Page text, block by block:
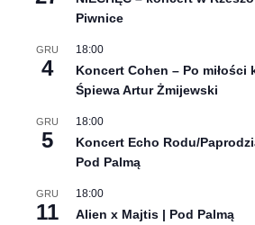
Piwnice
GRU
4
18:00
Koncert Cohen – Po miłości
Śpiewa Artur Żmijewski
GRU
5
18:00
Koncert Echo Rodu/
Pod Palmą
GRU
11
18:00
Alien x Majtis | Pod Palmą